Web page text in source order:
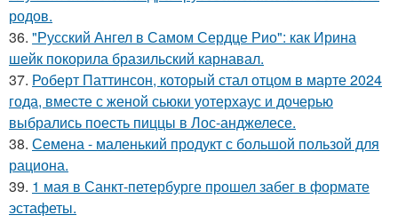
родов.
36. "Русский Ангел в Самом Сердце Рио": как Ирина
шейк покорила бразильский карнавал.
37. Роберт Паттинсон, который стал отцом в марте 2024
года, вместе с женой сьюки уотерхаус и дочерью
выбрались поесть пиццы в Лос-анджелесе.
38. Семена - маленький продукт с большой пользой для
рациона.
39. 1 мая в Санкт-петербурге прошел забег в формате
эстафеты.